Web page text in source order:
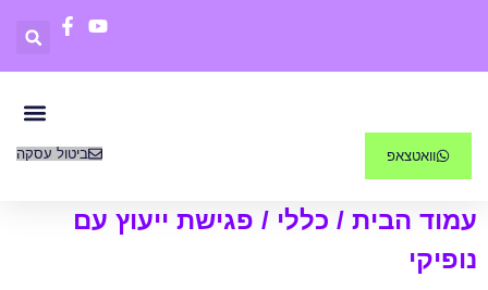
וואטצאפ ביטול עסקה
עמוד הבית / כללי / פגישת ייעוץ עם
נופיקי